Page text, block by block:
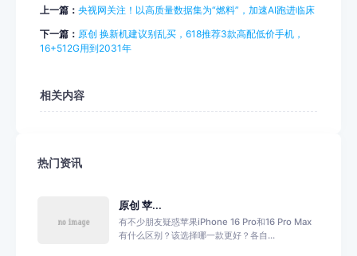
上一篇： 央视网关注！以高质量数据集为“燃料”，加速AI跑进临床
下一篇： 原创 换新机建议别乱买，618推荐3款高配低价手机，
16+512G用到2031年
相关内容
热门资讯
原创 苹...
有不少朋友疑惑苹果iPhone 16 Pro和16 Pro Max
有什么区别？该选择哪一款更好？各自...